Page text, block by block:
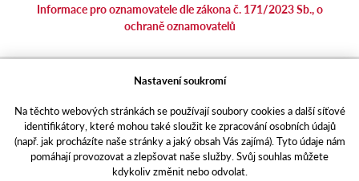
Informace pro oznamovatele dle zákona č. 171/2023 Sb., o
ochraně oznamovatelů
agrotec.cz
portal.caseklub.cz
shop.agrics.cz
traktorbazar.cz
eshop.agrics.cz/cs
Nastavení soukromí
Na těchto webových stránkách se používají soubory cookies a další síťové
identifikátory, které mohou také sloužit ke zpracování osobních údajů
(např. jak procházíte naše stránky a jaký obsah Vás zajímá). Tyto údaje nám
pomáhají provozovat a zlepšovat naše služby. Svůj souhlas můžete
kdykoliv změnit nebo odvolat.